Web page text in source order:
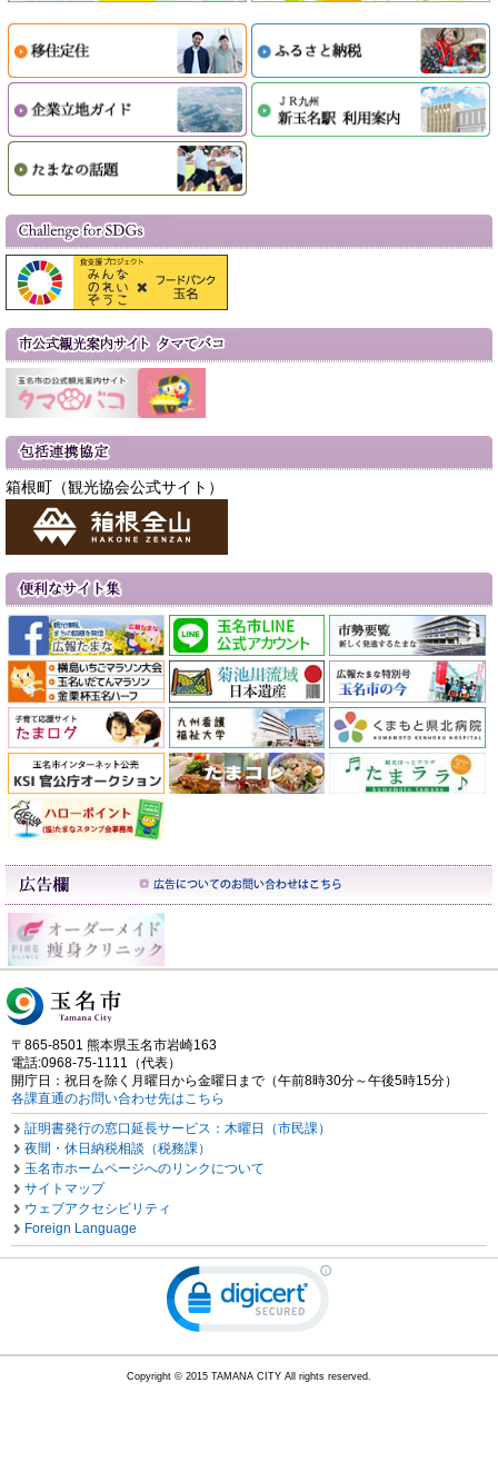
箱根町（観光協会公式サイト）
〒865-8501 熊本県玉名市岩崎163
電話:0968-75-1111（代表）
開庁日：祝日を除く月曜日から金曜日まで（午前8時30分～午後5時15分）
各課直通のお問い合わせ先はこちら
証明書発行の窓口延長サービス：木曜日（市民課）
夜間・休日納税相談（税務課）
玉名市ホームページへのリンクについて
サイトマップ
ウェブアクセシビリティ
Foreign Language
Copyright © 2015 TAMANA CITY All rights reserved.